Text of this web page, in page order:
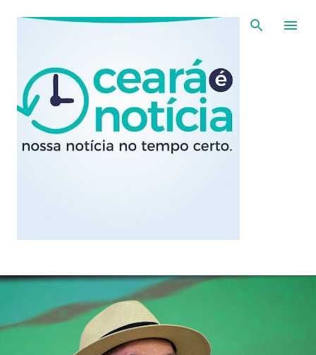
Pular para o conteúdo principal